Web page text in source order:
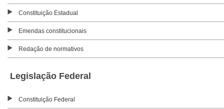
Constituição Estadual
Emendas constitucionais
Redação de normativos
Legislação Federal
Constituição Federal